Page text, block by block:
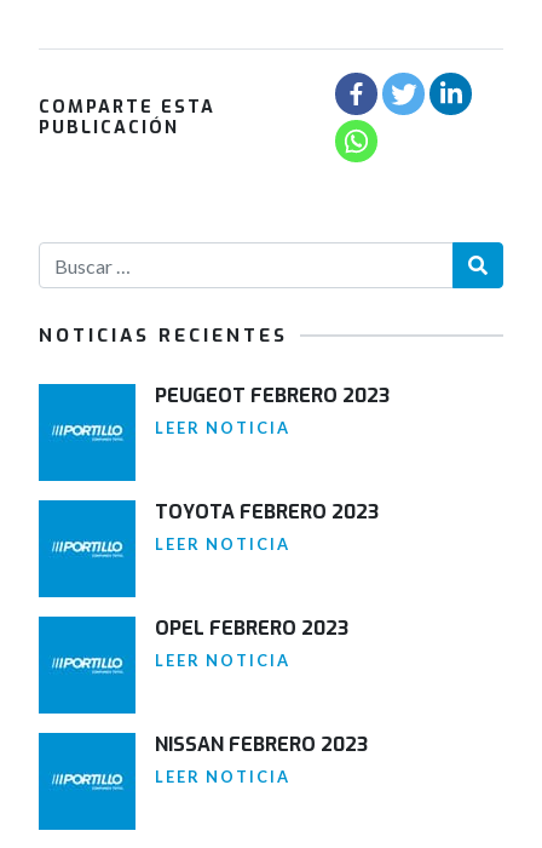
COMPARTE ESTA
PUBLICACIÓN
NOTICIAS RECIENTES
PEUGEOT FEBRERO 2023
LEER NOTICIA
TOYOTA FEBRERO 2023
LEER NOTICIA
OPEL FEBRERO 2023
LEER NOTICIA
NISSAN FEBRERO 2023
LEER NOTICIA